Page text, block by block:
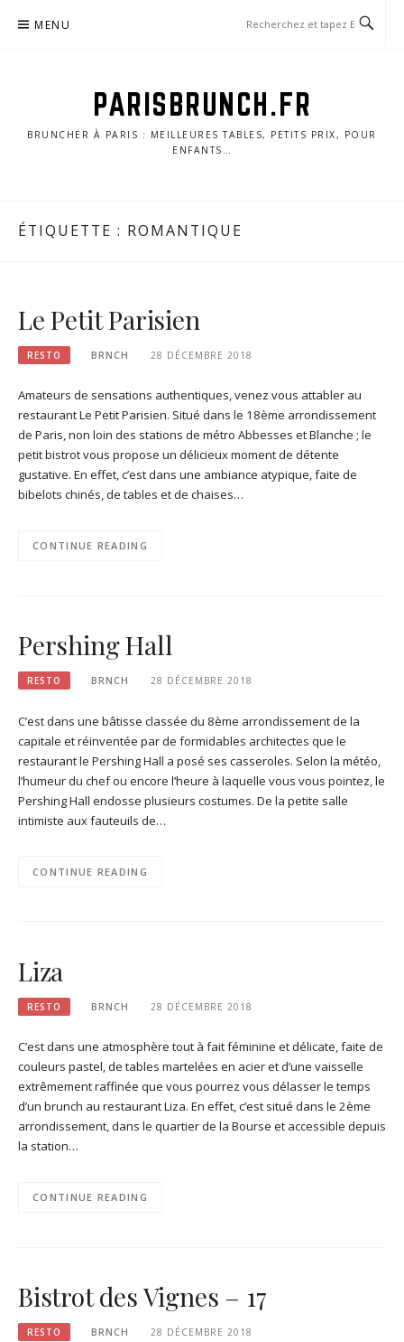
MENU
PARISBRUNCH.FR
BRUNCHER À PARIS : MEILLEURES TABLES, PETITS PRIX, POUR
ENFANTS…
ÉTIQUETTE : ROMANTIQUE
Le Petit Parisien
RESTO BRNCH 28 DÉCEMBRE 2018
Amateurs de sensations authentiques, venez vous attabler au
restaurant Le Petit Parisien. Situé dans le 18ème arrondissement
de Paris, non loin des stations de métro Abbesses et Blanche ; le
petit bistrot vous propose un délicieux moment de détente
gustative. En effet, c’est dans une ambiance atypique, faite de
bibelots chinés, de tables et de chaises…
CONTINUE READING
Pershing Hall
RESTO BRNCH 28 DÉCEMBRE 2018
C’est dans une bâtisse classée du 8ème arrondissement de la
capitale et réinventée par de formidables architectes que le
restaurant le Pershing Hall a posé ses casseroles. Selon la météo,
l’humeur du chef ou encore l’heure à laquelle vous vous pointez, le
Pershing Hall endosse plusieurs costumes. De la petite salle
intimiste aux fauteuils de…
CONTINUE READING
Liza
RESTO BRNCH 28 DÉCEMBRE 2018
C’est dans une atmosphère tout à fait féminine et délicate, faite de
couleurs pastel, de tables martelées en acier et d’une vaisselle
extrêmement raffinée que vous pourrez vous délasser le temps
d’un brunch au restaurant Liza. En effet, c’est situé dans le 2ème
arrondissement, dans le quartier de la Bourse et accessible depuis
la station…
CONTINUE READING
Bistrot des Vignes – 17
RESTO BRNCH 28 DÉCEMBRE 2018